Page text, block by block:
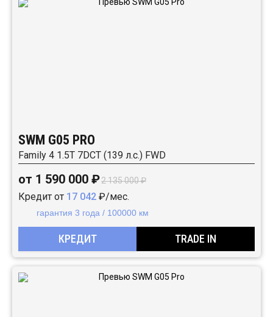
SWM G05 PRO
Family 4 1.5T 7DCT (139 л.с.) FWD
от 1 590 000 ₽2 135 000 ₽
Кредит от 17 042 ₽/мес.
гарантия 3 года / 100000 км
КРЕДИТ TRADE IN